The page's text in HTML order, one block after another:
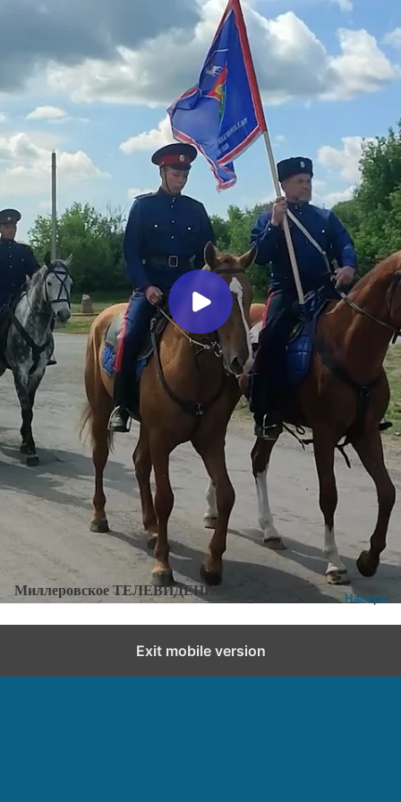
Миллеровское ТЕЛЕВИДЕНИЕ
Конный переход казаков в
Миллеровском районе
Миллеровское ТВ 1 год назад
Категории: Новости, Новости города и района
Добавить комментарий
Миллеровское ТЕЛЕВИДЕНИЕ Наверх
Exit mobile version